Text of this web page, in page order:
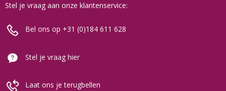
Stel je vraag aan onze klantenservice:
Bel ons op +31 (0)184 611 628
Stel je vraag hier
Laat ons je terugbellen